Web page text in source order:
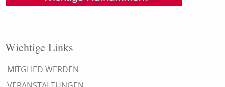
Wichtige Links
MITGLIED WERDEN